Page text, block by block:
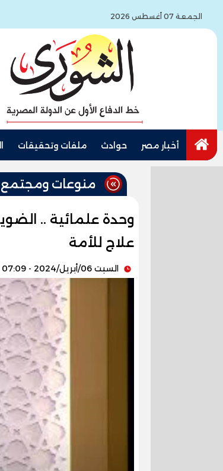
الجمعة 07 أغسطس 2026
أخبار مصر حوادث ملفات وتحقيقات
منوعات ومجتمع
وحدة علمائية ..
علاج للأمة
السبت 06/أبريل/2024 - 07:09 م